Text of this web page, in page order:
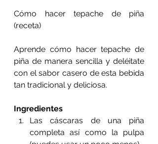
Cómo hacer tepache de piña
(receta)
Aprende cómo hacer tepache de
piña de manera sencilla y deléitate
con el sabor casero de esta bebida
tan tradicional y deliciosa.
Ingredientes
Las cáscaras de una piña
completa así como la pulpa